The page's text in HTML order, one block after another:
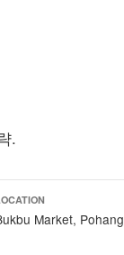
.
Market, Pohang